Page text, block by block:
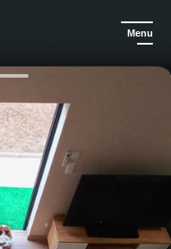
Menu
Shakespeares Hütte, Minihaus in Haguenau